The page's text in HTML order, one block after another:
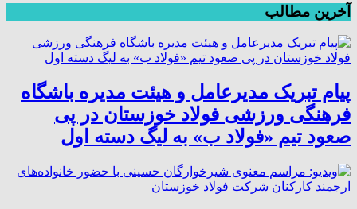
آخرین مطالب
پیام تبریک مدیرعامل و هیئت مدیره باشگاه
فرهنگی ورزشی فولاد خوزستان در پی
صعود تیم «فولاد ب» به لیگ دسته اول